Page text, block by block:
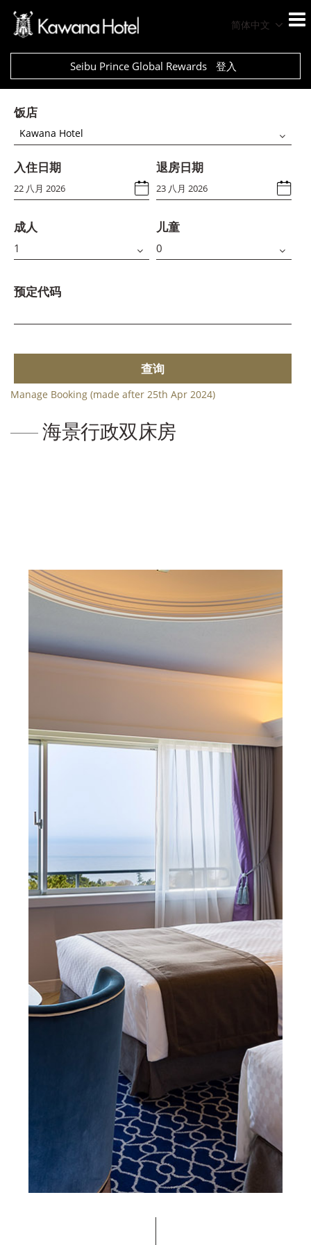
简体中文
Seibu Prince Global Rewards 登入
饭店
Kawana Hotel
入住日期 退房日期
成人 儿童
预定代码
查询
Manage Booking (made after 25th Apr 2024)
海景行政双床房